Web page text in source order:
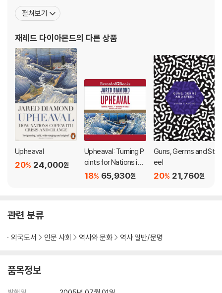
Ch. 17 Speedboat to Polynesia
Ch. 19 How Africa became black
Epilogue : the future of human history as a science
Who are the Japanese?
2003 afterword : guns, germs, and steel today
구하는 환경사(史), 문화인류학 등으로 연구 영역을 확장해나갔다.
현재 UCLA 지리학과 교수로 있으며 여전히 학생들에게 지리학을 가
동 발표한 ‘세계를 이끄는 최고의 지식인’ 중 아
펼쳐보기
재레드 다이아몬드의 다른 상품
Upheaval
24,000원
20%
Upheaval: Turning P
oints for Nations in
Crisis 65,930원
18%
Guns, Germs and St
eel
21,760원
20%
관련 분류
외국도서 인문 사회 역사와 문화 역사 일반/문명
품목정보